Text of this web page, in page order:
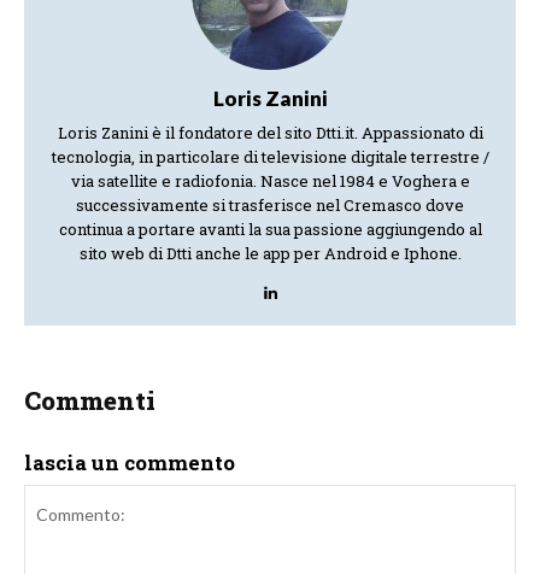
Loris Zanini
Loris Zanini è il fondatore del sito Dtti.it. Appassionato di
tecnologia, in particolare di televisione digitale terrestre /
via satellite e radiofonia. Nasce nel 1984 e Voghera e
successivamente si trasferisce nel Cremasco dove
continua a portare avanti la sua passione aggiungendo al
sito web di Dtti anche le app per Android e Iphone.
Commenti
lascia un commento